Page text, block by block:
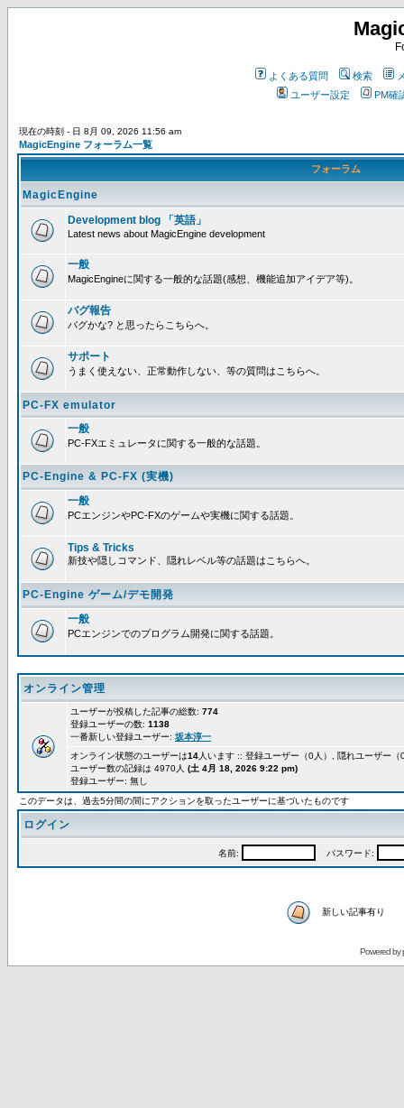
よくある質問 検索
ユーザー設定
PM確
現在の時刻 - 日 8月 09, 2026 11:56 am
MagicEngine フォーラム一覧
フォーラム
MagicEngine
Development blog 「英語」
Latest news about MagicEngine development
一般
MagicEngineに関する一般的な話題(感想、機能追加アイデア等)。
バグ報告
バグかな? と思ったらこちらへ。
サポート
うまく使えない、正常動作しない、等の質問はこちらへ。
PC-FX emulator
一般
PC-FXエミュレータに関する一般的な話題。
PC-Engine & PC-FX (実機)
一般
PCエンジンやPC-FXのゲームや実機に関する話題。
Tips & Tricks
新技や隠しコマンド、隠れレベル等の話題はこちらへ。
PC-Engine ゲーム/デモ開発
一般
PCエンジンでのプログラム開発に関する話題。
オンライン管理
ユーザーが投稿した記事の総数: 774
登録ユーザーの数: 1138
一番新しい登録ユーザー: 坂本淳一
オンライン状態のユーザーは14人います :: 登録ユーザー（0人）, 隠れユーザー
ユーザー数の記録は 4970人 (土 4月 18, 2026 9:22 pm)
登録ユーザー: 無し
このデータは、過去5分間の間にアクションを取ったユーザーに基づいたものです
ログイン
名前: パスワード:
新しい記事有り
Powered by